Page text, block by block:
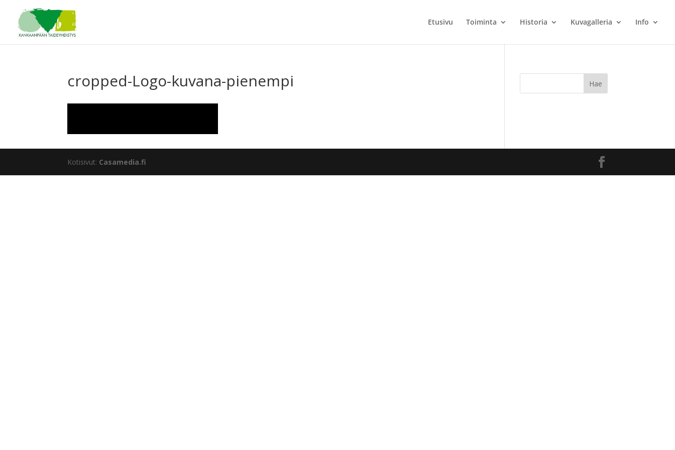
Etusivu Toiminta Historia Kuvagalleria Info
cropped-Logo-kuvana-pienempi
Kotisivut: Casamedia.fi